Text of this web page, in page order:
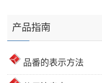
产品指南
品番的表示方法